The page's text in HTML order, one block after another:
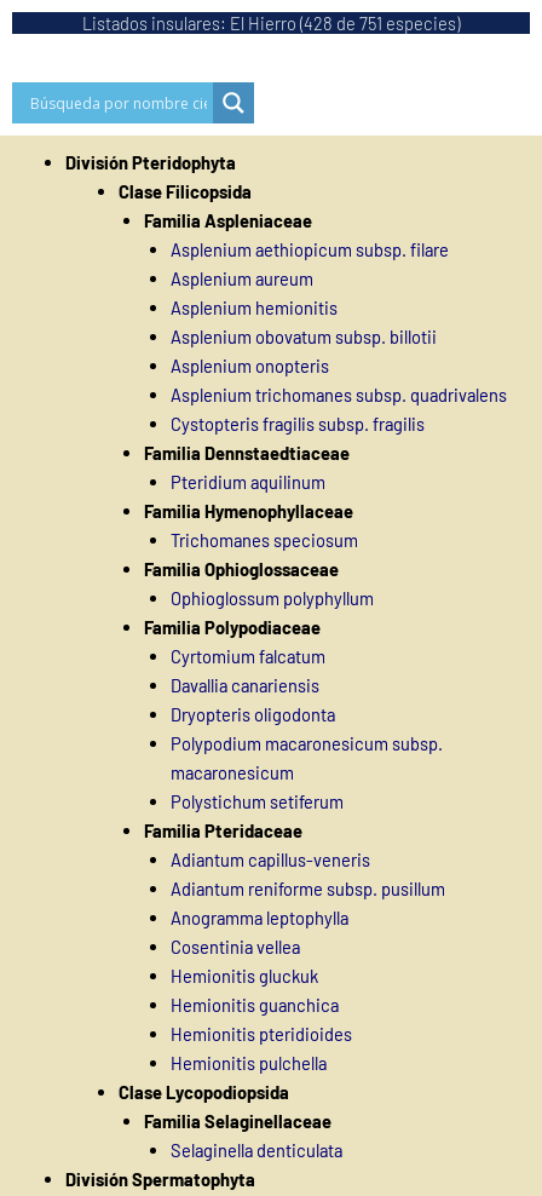
Listados insulares: El Hierro (428 de 751 especies)
División Pteridophyta
Clase Filicopsida
Familia Aspleniaceae
Asplenium aethiopicum subsp. filare
Asplenium aureum
Asplenium hemionitis
Asplenium obovatum subsp. billotii
Asplenium onopteris
Asplenium trichomanes subsp. quadrivalens
Cystopteris fragilis subsp. fragilis
Familia Dennstaedtiaceae
Pteridium aquilinum
Familia Hymenophyllaceae
Trichomanes speciosum
Familia Ophioglossaceae
Ophioglossum polyphyllum
Familia Polypodiaceae
Cyrtomium falcatum
Davallia canariensis
Dryopteris oligodonta
Polypodium macaronesicum subsp.
macaronesicum
Polystichum setiferum
Familia Pteridaceae
Adiantum capillus-veneris
Adiantum reniforme subsp. pusillum
Anogramma leptophylla
Cosentinia vellea
Hemionitis gluckuk
Hemionitis guanchica
Hemionitis pteridioides
Hemionitis pulchella
Clase Lycopodiopsida
Familia Selaginellaceae
Selaginella denticulata
División Spermatophyta